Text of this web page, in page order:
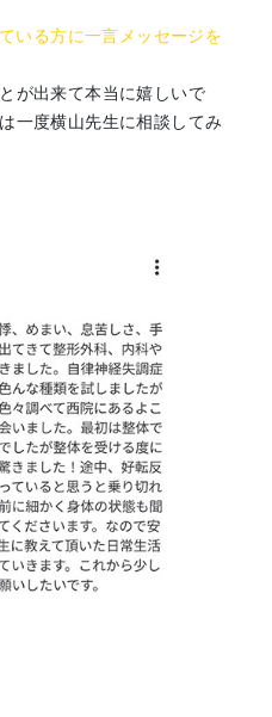
いる方に一言メッセージを
が出来て本当に嬉しいで
一度横山先生に相談してみ